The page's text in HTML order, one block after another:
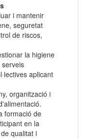
i mantenir
seguretat
de riscos,
la higiene
aplicant
organització i
formació de
en la
qualitat i